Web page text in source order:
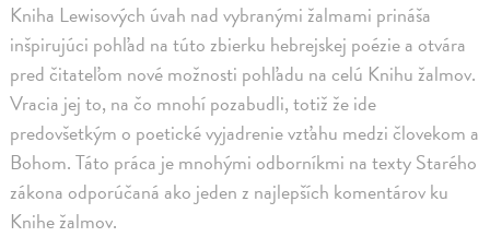
Kniha Lewisových úvah nad vybranými žalmami prináša
inšpirujúci pohľad na túto zbierku hebrejskej poézie a otvára
pred čitateľom nové možnosti pohľadu na celú Knihu žalmov.
Vracia jej to, na čo mnohí pozabudli, totiž že ide
predovšetkým o poetické vyjadrenie vzťahu medzi človekom a
Bohom. Táto práca je mnohými odborníkmi na texty Starého
zákona odporúčaná ako jeden z najlepších komentárov ku
Knihe žalmov.